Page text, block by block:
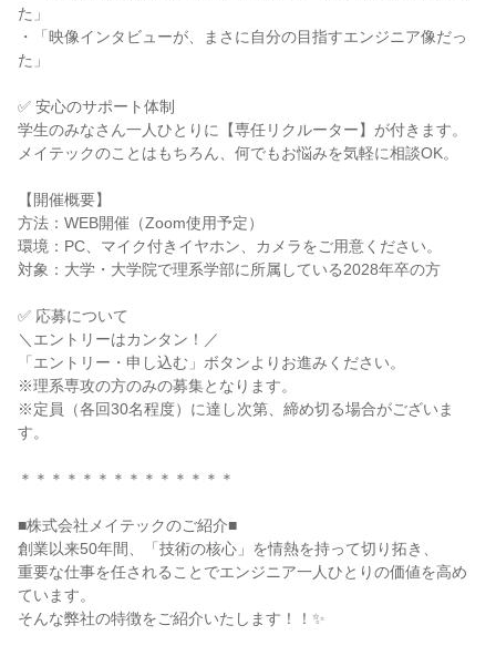
た」
・「映像インタビューが、まさに自分の目指すエンジニア像だっ
た」
✅ 安心のサポート体制
学生のみなさん一人ひとりに【専任リクルーター】が付きます。
メイテックのことはもちろん、何でもお悩みを気軽に相談OK。
【開催概要】
方法：WEB開催（Zoom使用予定）
環境：PC、マイク付きイヤホン、カメラをご用意ください。
対象：大学・大学院で理系学部に所属している2028年卒の方
✅ 応募について
＼エントリーはカンタン！／
「エントリー・申し込む」ボタンよりお進みください。
※理系専攻の方のみの募集となります。
※定員（各回30名程度）に達し次第、締め切る場合がございま
す。
＊＊＊＊＊＊＊＊＊＊＊＊＊＊
■株式会社メイテックのご紹介■
創業以来50年間、「技術の核心」を情熱を持って切り拓き、
重要な仕事を任されることでエンジニア一人ひとりの価値を高め
ています。
そんな弊社の特徴をご紹介いたします！！✨